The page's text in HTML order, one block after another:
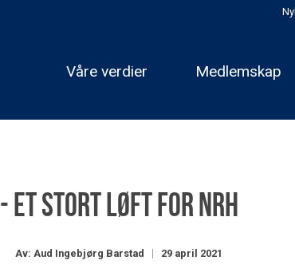
Våre verdier Medlemskap
- Et stort løft for NRH
Av: Aud Ingebjørg Barstad 29 april 2021